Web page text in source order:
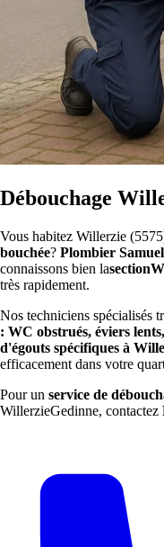
Débouchage
Vous habitez Willerzie
bouchée? Plombier Samuel
connaissons bien la
très rapidement.
Nos techniciens spécialisés
: WC obstrués, éviers
d'égouts spécifiques à
efficacement dans votre
Pour un service de
WillerzieGedinne, contactez